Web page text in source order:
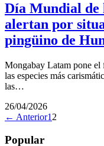
Día Mundial de
alertan por
pingüino de
Mongabay Latam pone
las especies más
las…
26/04/2026
← Anterior1 2
Popular